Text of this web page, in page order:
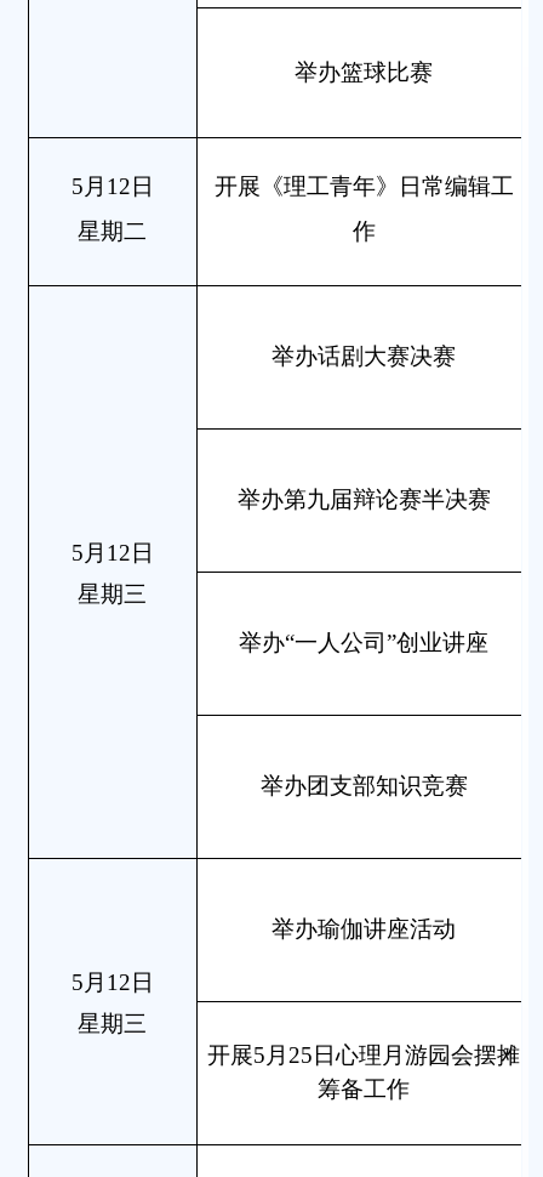
举办篮球比赛
5月12日
星期二
开展《理工青年》日常编辑工
作
5月12日
星期三
举办话剧大赛决赛
举办第九届辩论赛半决赛
举办“一人公司”创业讲座
举办团支部知识竞赛
5月12日
星期三
举办瑜伽讲座活动
开展5月25日心理月游园会摆摊
筹备工作